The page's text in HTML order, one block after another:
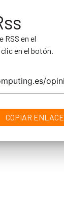
RSS en el
en el botón.
COPIAR ENLACE